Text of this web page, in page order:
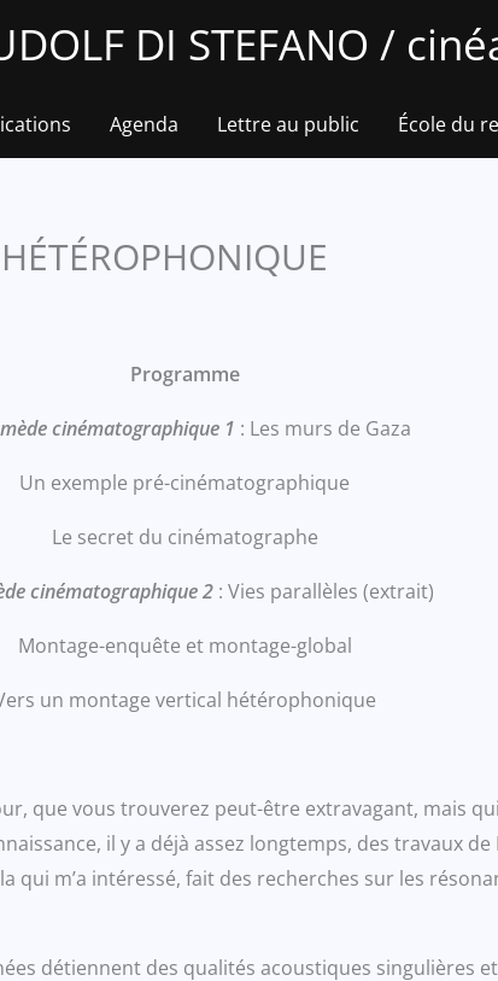
DI STEFANO /
Agenda Lettre au public École du
Programme
cinématographique 1 : Les murs de Gaza
Un exemple pré-cinématographique
Le secret du cinématographe
cinématographique 2 : Vies parallèles (extrait)
Montage-enquête et montage-global
un montage vertical hétérophonique
que vous trouverez peut-être extravagant, mais
il y a déjà assez longtemps, des travaux
qui m’a intéressé, fait des recherches sur les
détiennent des qualités acoustiques singulières et